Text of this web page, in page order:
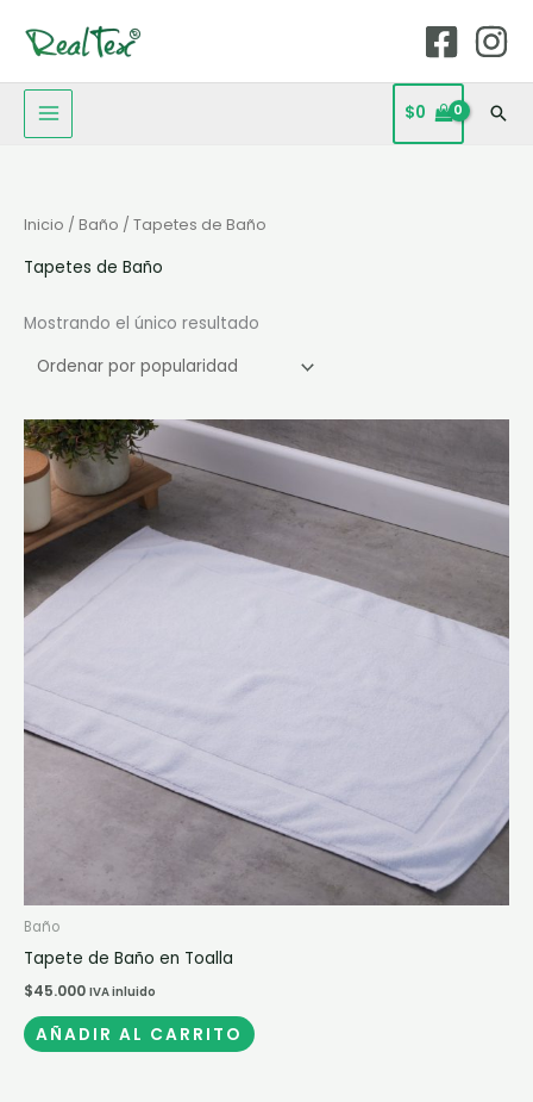
MAIN
MENU
$0
Inicio / Baño / Tapetes de Baño
Tapetes de Baño
Mostrando el único resultado
Baño
Tapete de Baño en Toalla
$45.000 IVA inluido
AÑADIR AL CARRITO